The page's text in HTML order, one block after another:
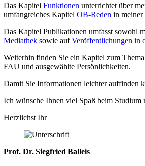
Das Kapitel Funktionen unterrichtet über
umfangreiches Kapitel OB-Reden in meiner
Das Kapitel Publikationen umfasst sowohl
Mediathek sowie aufVeröffentlichungen in
Weiterhin finden Sie ein Kapitel zum
FAU und ausgewählte Persönlichkeiten.
Damit Sie Informationen leichter auffinden
Ich wünsche Ihnen viel Spaß beim Studium
Herzlichst Ihr
Prof. Dr. Siegfried Balleis